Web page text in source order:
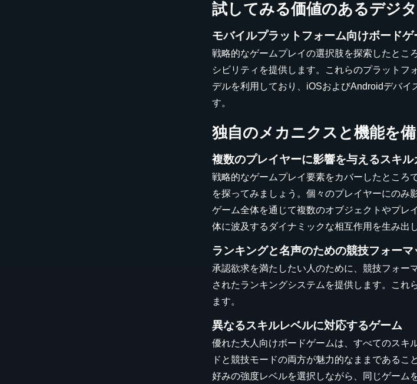
試してみる価値のあるデジ
モバイルプラットフォーム向けボードゲ
戦略的なゲームプレイの選択肢を探索したとこ
シビリティを提供します。これらのプラットフ
デルを利用しており、iOSおよびAndroidデバ
す。
独自のメカニクスと機能を
複数のプレイヤーに影響を与えるスキル
戦略的なゲームプレイ要素をカバーしたところ
を探ってみましょう。個々のプレイヤーにのみ
ゲーム全体を通じて複数のオブジェクトやプレ
体に波及するダイナミックな相互作用を生み出
ランキングと名声のための競技フォーマ
承認欲求を満たしたい人のために、競技フォー
されたランキングシステムを提供します。これ
ます。
異なるスキルレベルに対応するゲーム
優れた大人向けボードゲームは、すべてのスキ
ドと競技モードの両方が魅力的なままである
好みの強度レベルを選択しながら、同じゲーム